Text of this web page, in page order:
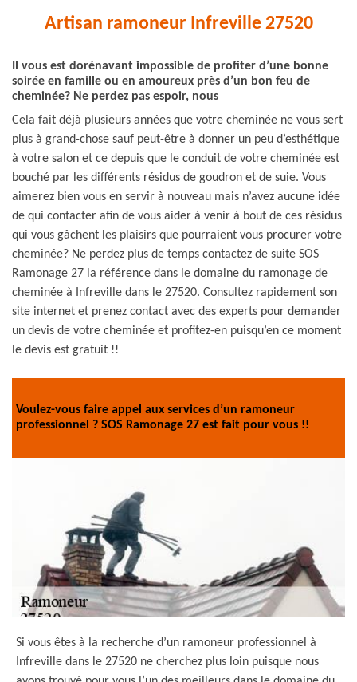
Artisan ramoneur Infreville 27520
Il vous est dorénavant impossible de profiter d’une bonne
soirée en famille ou en amoureux près d’un bon feu de
cheminée? Ne perdez pas espoir, nous
Cela fait déjà plusieurs années que votre cheminée ne vous sert
plus à grand-chose sauf peut-être à donner un peu d’esthétique
à votre salon et ce depuis que le conduit de votre cheminée est
bouché par les différents résidus de goudron et de suie. Vous
aimerez bien vous en servir à nouveau mais n’avez aucune idée
de qui contacter afin de vous aider à venir à bout de ces résidus
qui vous gâchent les plaisirs que pourraient vous procurer votre
cheminée? Ne perdez plus de temps contactez de suite SOS
Ramonage 27 la référence dans le domaine du ramonage de
cheminée à Infreville dans le 27520. Consultez rapidement son
site internet et prenez contact avec des experts pour demander
un devis de votre cheminée et profitez-en puisqu’en ce moment
le devis est gratuit !!
Voulez-vous faire appel aux services d’un ramoneur
professionnel ? SOS Ramonage 27 est fait pour vous !!
Si vous êtes à la recherche d’un ramoneur professionnel à
Infreville dans le 27520 ne cherchez plus loin puisque nous